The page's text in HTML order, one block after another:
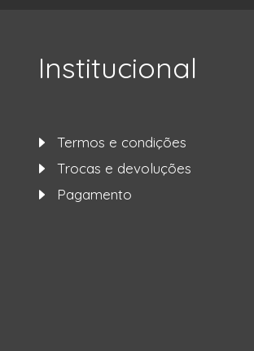
Institucional
Termos e condições
Trocas e devoluções
Pagamento